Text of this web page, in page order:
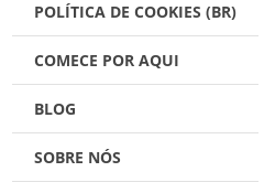
POLÍTICA DE COOKIES (BR)
COMECE POR AQUI
BLOG
SOBRE NÓS